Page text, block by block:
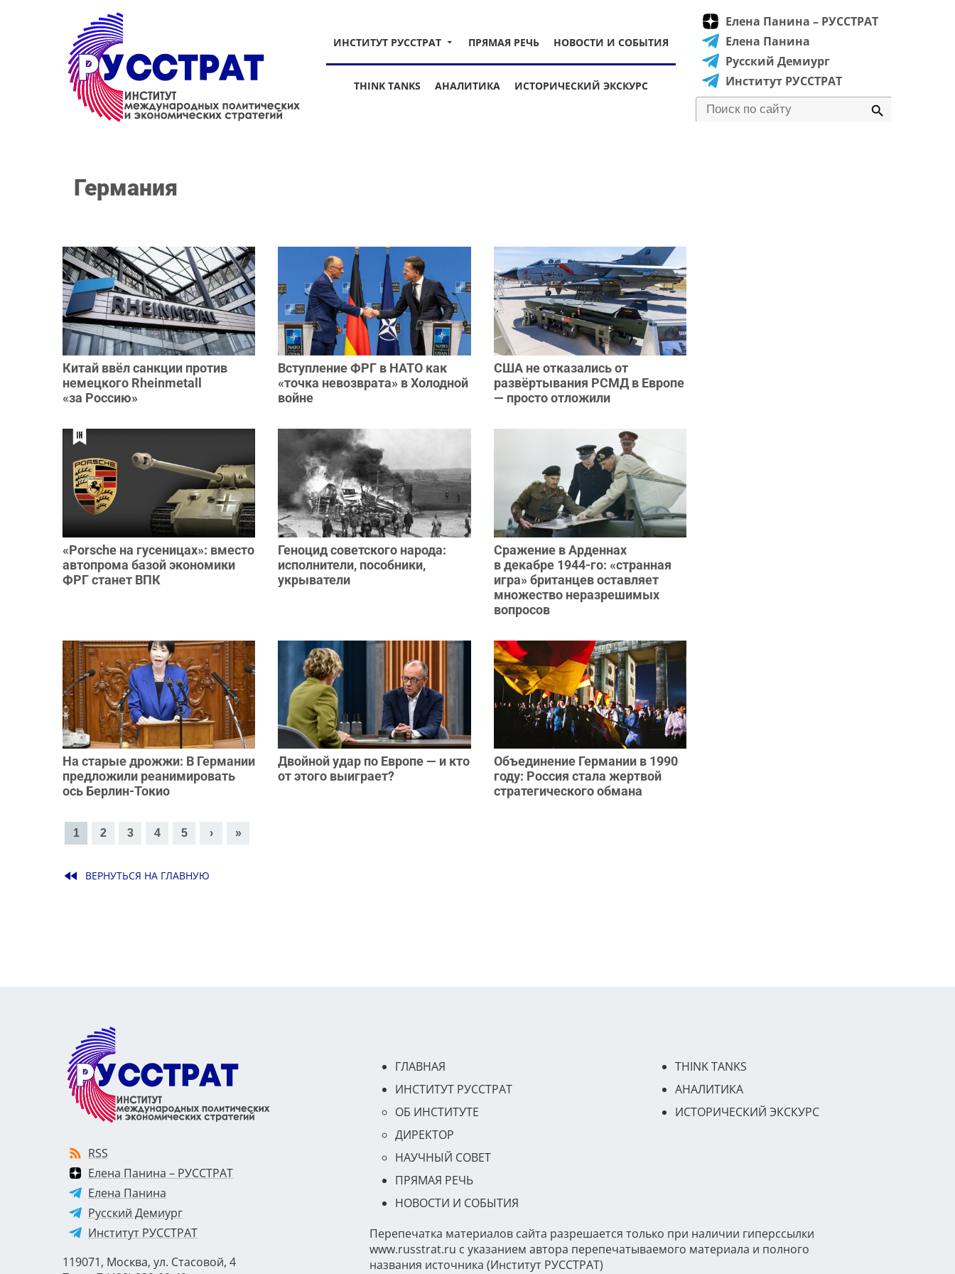
ИНСТИТУТ РУССТРАТ ПРЯМАЯ РЕЧЬ НОВОСТИ И СОБЫТИЯ
THINK TANKS АНАЛИТИКА ИСТОРИЧЕСКИЙ ЭКСКУРС
Елена Панина – РУССТРАТ
Елена Панина
Русский Демиург
Институт РУССТРАТ
Германия
Китай ввёл санкции против
немецкого Rheinmetall
«за Россию»
Вступление ФРГ в НАТО как
«точка невозврата» в Холодной
войне
США не отказались от
развёртывания РСМД в Европе
— просто отложили
«Porsche на гусеницах»: вместо
автопрома базой экономики
ФРГ станет ВПК
Геноцид советского народа:
исполнители, пособники,
укрыватели
Сражение в Арденнах
в декабре 1944-го: «странная
игра» британцев оставляет
множество неразрешимых
вопросов
На старые дрожжи: В Германии
предложили реанимировать
ось Берлин-Токио
Двойной удар по Европе — и кто
от этого выиграет?
Объединение Германии в 1990
году: Россия стала жертвой
стратегического обмана
Страницы
1 2 3 4 5 › »
fast_rewind ВЕРНУТЬСЯ НА ГЛАВНУЮ
RSS
Елена Панина – РУССТРАТ
Елена Панина
Русский Демиург
Институт РУССТРАТ
119071, Москва, ул. Стасовой, 4
ГЛАВНАЯ
ИНСТИТУТ РУССТРАТ
ОБ ИНСТИТУТЕ
ДИРЕКТОР
НАУЧНЫЙ СОВЕТ
ПРЯМАЯ РЕЧЬ
НОВОСТИ И СОБЫТИЯ
THINK TANKS
АНАЛИТИКА
ИСТОРИЧЕСКИЙ ЭКСКУРС
Перепечатка материалов сайта разрешается только при наличии гиперссылки
www.russtrat.ru с указанием автора перепечатываемого материала и полного
названия источника (Институт РУССТРАТ)